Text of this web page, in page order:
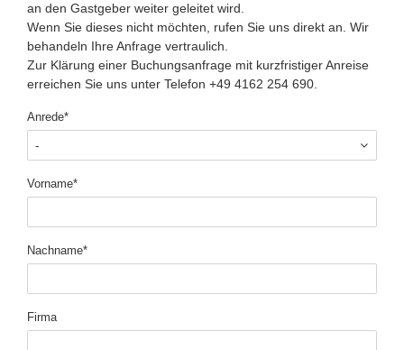
an den Gastgeber weiter geleitet wird.
Wenn Sie dieses nicht möchten, rufen Sie uns direkt an. Wir
behandeln Ihre Anfrage vertraulich.
Zur Klärung einer Buchungsanfrage mit kurzfristiger Anreise
erreichen Sie uns unter Telefon +49 4162 254 690.
Pflichtfeld
Anrede*
Pflichtfeld
Vorname*
Pflichtfeld
Nachname*
Firma